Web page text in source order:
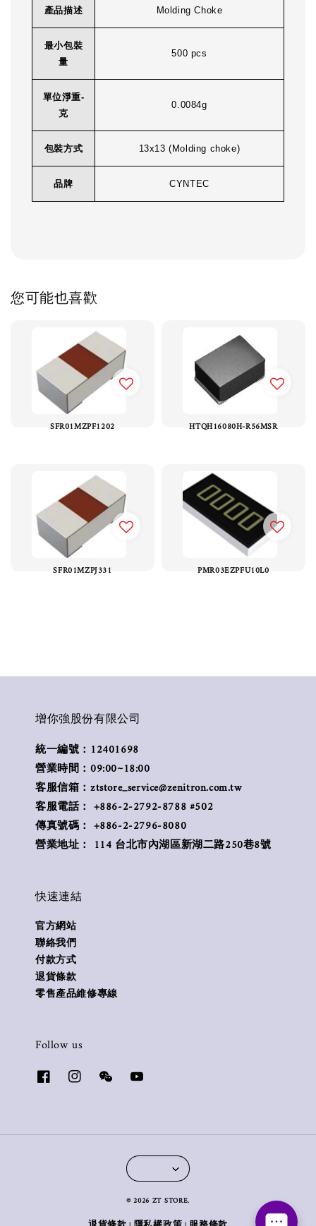
產品描述 Molding Choke
最小包裝
量
500 pcs
單位淨重-
克
0.0084g
包裝方式 13x13 (Molding choke)
品牌 CYNTEC
您可能也喜歡
SFR01MZPF1202 HTQH16080H-R56MSR
SFR01MZPJ331 PMR03EZPFU10L0
增你強股份有限公司
統一編號：12401698
營業時間：09:00~18:00
客服信箱：ztstore_service@zenitron.com.tw
客服電話： +886-2-2792-8788 #502
傳真號碼： +886-2-2796-8080
營業地址： 114 台北市內湖區新湖二路250巷8號
快速連結
官方網站
聯絡我們
付款方式
退貨條款
零售產品維修專線
Follow us
© 2026 ZT STORE.